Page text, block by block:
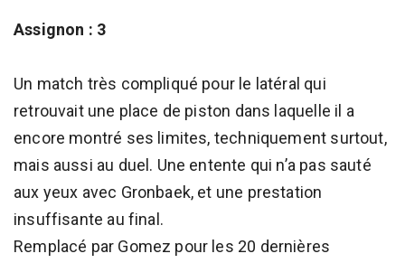
Assignon : 3
Un match très compliqué pour le latéral qui
retrouvait une place de piston dans laquelle il a
encore montré ses limites, techniquement surtout,
mais aussi au duel. Une entente qui n’a pas sauté
aux yeux avec Gronbaek, et une prestation
insuffisante au final.
Remplacé par Gomez pour les 20 dernières